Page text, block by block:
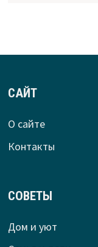
САЙТ
О сайте
Контакты
СОВЕТЫ
Дом и уют